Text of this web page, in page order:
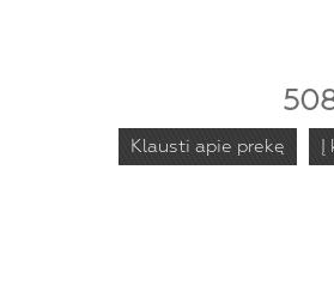
Klausti apie prekę